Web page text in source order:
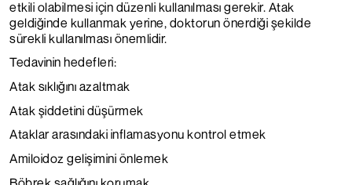
etkili olabilmesi için düzenli kullanılması gerekir. Atak
geldiğinde kullanmak yerine, doktorun önerdiği şekilde
sürekli kullanılması önemlidir.
Tedavinin hedefleri:
Atak sıklığını azaltmak
Atak şiddetini düşürmek
Ataklar arasındaki inflamasyonu kontrol etmek
Amiloidoz gelişimini önlemek